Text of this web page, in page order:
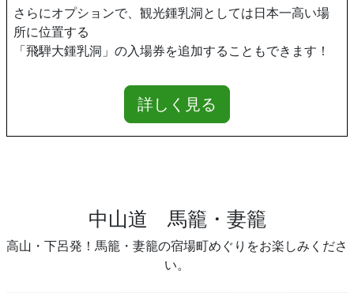
さらにオプションで、観光鍾乳洞としては日本一高い場
所に位置する
「飛騨大鍾乳洞」の入場券を追加することもできます！
詳しく見る
中山道 馬籠・妻籠
高山・下呂発！馬籠・妻籠の宿場町めぐりをお楽しみくださ
い。